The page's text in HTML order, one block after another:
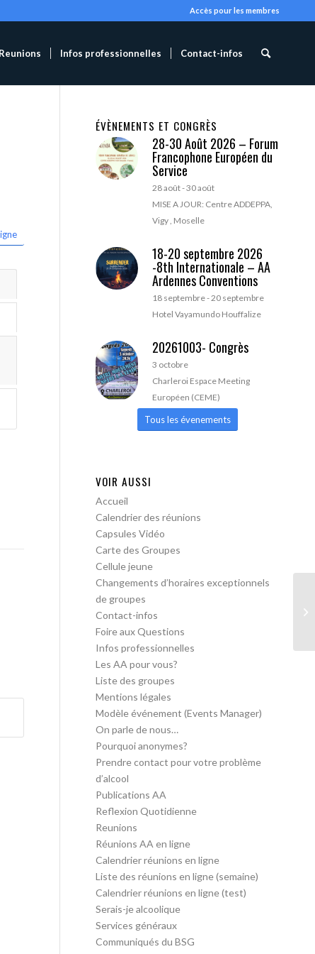
Accès pour les membres
Reunions Infos professionnelles Contact-infos
ÉVÈNEMENTS ET CONGRÈS
28-30 Août 2026 – Forum
Francophone Européen du
Service
28 août-30 août
MISE A JOUR: Centre ADDEPPA,
Vigy , Moselle
18-20 septembre 2026
-8th Internationale – AA
Ardennes Conventions
18 septembre-20 septembre
Hotel Vayamundo Houffalize
20261003- Congrès
3 octobre
Charleroi Espace Meeting
Européen (CEME)
Tous les évenements
VOIR AUSSI
Accueil
Calendrier des réunions
Capsules Vidéo
Carte des Groupes
Cellule jeune
Changements d’horaires exceptionnels
de groupes
Contact-infos
Foire aux Questions
Infos professionnelles
Les AA pour vous?
Liste des groupes
Mentions légales
Modèle événement (Events Manager)
On parle de nous…
Pourquoi anonymes?
Prendre contact pour votre problème
d’alcool
Publications AA
Reflexion Quotidienne
Reunions
Réunions AA en ligne
Calendrier réunions en ligne
Liste des réunions en ligne (semaine)
Calendrier réunions en ligne (test)
Serais-je alcoolique
Services généraux
Communiqués du BSG